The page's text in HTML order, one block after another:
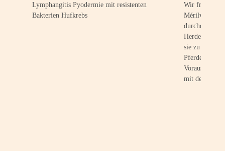
Lymphangitis Pyodermie mit resistenten
Bakterien Hufkrebs
Wir freuen
Mérilver zu
durchdachte
Herde
sie zu
Pferden
mit dem